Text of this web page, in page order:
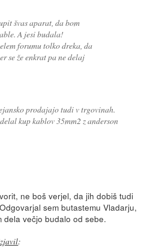
švas aparat, da bom
A jesi budala!
forumu tolko dreka, da
se že enkrat pa ne delaj
prodajajo tudi v trgovinah.
kup kablov 35mm2 z anderson
ne boš verjel, da jih dobiš tudi
sem butastemu Vladarju,
dela večjo budalo od sebe.
: